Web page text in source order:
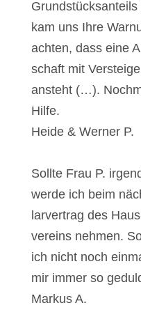
kam uns Ihre
ach­ten, dass eine
schaft mit
ansteht (…).
Hil­fe.
Hei­de & Wer­ner P.
Soll­te Frau P.
wer­de ich beim
lar­ver­trag des
ver­eins neh­men.
ich nicht noch
mir immer so
Mar­kus A.